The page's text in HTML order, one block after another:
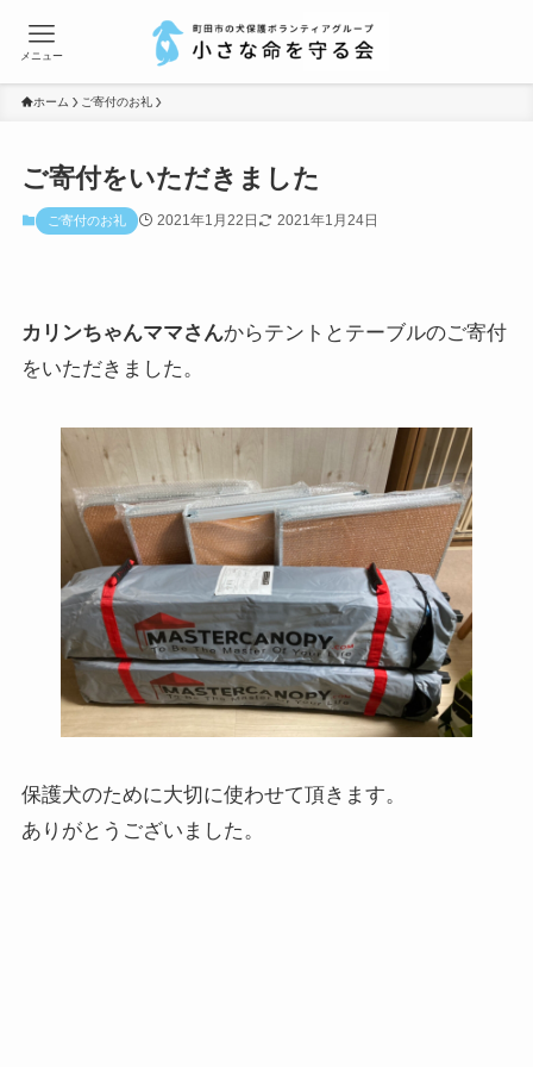
メニュー
ホーム ご寄付のお礼
ご寄付をいただきました
ご寄付のお礼 2021年1月22日 2021年1月24日
カリンちゃんママさんからテントとテーブルのご寄付
をいただきました。
保護犬のために大切に使わせて頂きます。
ありがとうございました。